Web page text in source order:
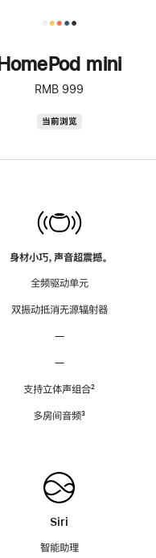
HomePod mini
RMB 999
当前浏览
身材小巧，声音超震撼。
全频驱动单元
双振动抵消无源辐射器
—
—
支持立体声组合脚
²
多房间音频脚
³
Siri
智能助理